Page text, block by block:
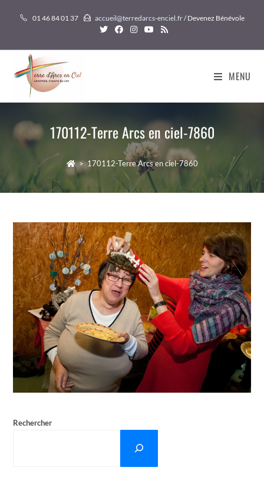
01 46 84 01 37 accueil@terredarcs-enciel.fr/ Devenez Bénévole
MENU
170112-Terre Arcs en ciel-7860
> 170112-Terre Arcs en ciel-7860
Rechercher